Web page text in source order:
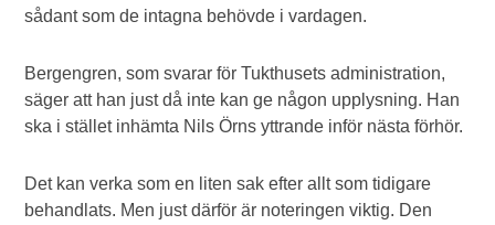
sådant som de intagna behövde i vardagen.
Bergengren, som svarar för Tukthusets administration,
säger att han just då inte kan ge någon upplysning. Han
ska i stället inhämta Nils Örns yttrande inför nästa förhör.
Det kan verka som en liten sak efter allt som tidigare
behandlats. Men just därför är noteringen viktig. Den